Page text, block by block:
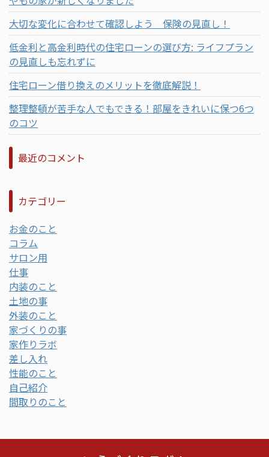
大切な変化に合わせて確認しよう 保険の見直し！
低金利と高金利時代の住宅ローンの選び方: ライフプラン
の見直しも忘れずに
住宅ローン借り換えのメリットを徹底解説！
整理整頓が苦手な人でもできる！部屋をきれいに保つ6つ
のコツ
最近のコメント
カテゴリー
お金のこと
コラム
サロン用
仕事
内装のこと
土地の事
外装のこと
家づくりの事
家作りラボ
差し入れ
性能のこと
自己紹介
間取りのこと